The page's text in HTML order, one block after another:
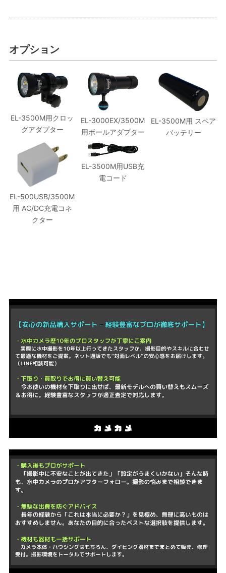
オプション
EL-3500M用クロッ
グアダプター
EL-3000EX/3500M
用ボールアダプター
EL-3500M用 スペア
バッテリー
EL-500USB/3500M
用 AC/DC充電コネ
クター
EL-3500M用USB充
電コード